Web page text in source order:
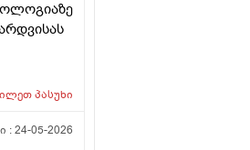
პასუხი
:24-05-2026